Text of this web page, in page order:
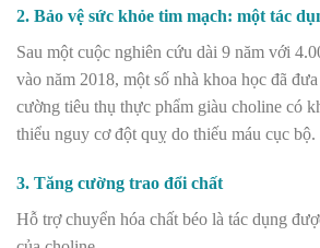
2. Bảo vệ sức khỏe tim mạch: một tác
Sau một cuộc nghiên cứu dài 9 năm với
vào năm 2018, một số nhà khoa học đã
cường tiêu thụ thực phẩm giàu choline có
thiểu nguy cơ đột quỵ do thiếu máu cục bộ.
3. Tăng cường trao đổi chất
Hỗ trợ chuyển hóa chất béo là tác dụng